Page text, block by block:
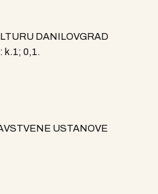
DANILOVGRAD
k.1; 0,1.
USTANOVE